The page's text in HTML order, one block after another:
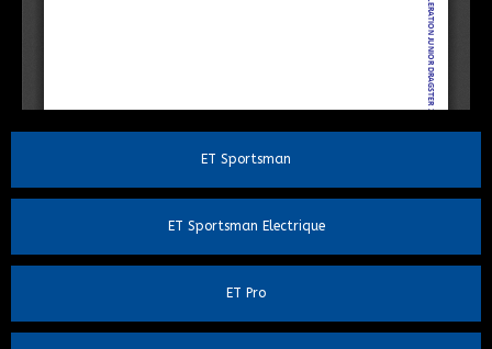
ET Sportsman
ET Sportsman Electrique
ET Pro